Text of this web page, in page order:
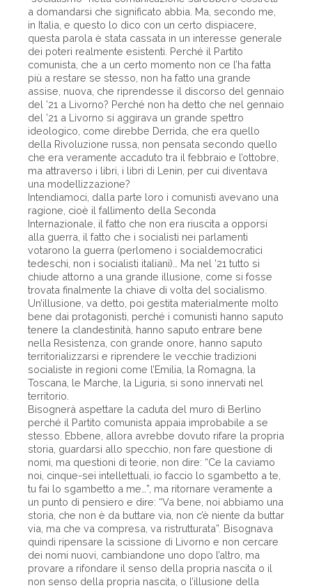
a domandarsi che significato abbia. Ma, secondo me,
in Italia, e questo lo dico con un certo dispiacere,
questa parola è stata cassata in un interesse generale
dei poteri realmente esistenti. Perché il Partito
comunista, che a un certo momento non ce l’ha fatta
più a restare se stesso, non ha fatto una grande
assise, nuova, che riprendesse il discorso del gennaio
del ’21 a Livorno? Perché non ha detto che nel gennaio
del ’21 a Livorno si aggirava un grande spettro
ideologico, come direbbe Derrida, che era quello
della Rivoluzione russa, non pensata secondo quello
che era veramente accaduto tra il febbraio e l’ottobre,
ma attraverso i libri, i libri di Lenin, per cui diventava
una modellizzazione?
Intendiamoci, dalla parte loro i comunisti avevano una
ragione, cioè il fallimento della Seconda
Internazionale, il fatto che non era riuscita a opporsi
alla guerra, il fatto che i socialisti nei parlamenti
votarono la guerra (perlomeno i socialdemocratici
tedeschi, non i socialisti italiani)… Ma nel ’21 tutto si
chiude attorno a una grande illusione, come si fosse
trovata finalmente la chiave di volta del socialismo.
Un’illusione, va detto, poi gestita materialmente molto
bene dai protagonisti, perché i comunisti hanno saputo
tenere la clandestinità, hanno saputo entrare bene
nella Resistenza, con grande onore, hanno saputo
territorializzarsi e riprendere le vecchie tradizioni
socialiste in regioni come l’Emilia, la Romagna, la
Toscana, le Marche, la Liguria, si sono innervati nel
territorio.
Bisognerà aspettare la caduta del muro di Berlino
perché il Partito comunista appaia improbabile a se
stesso. Ebbene, allora avrebbe dovuto rifare la propria
storia, guardarsi allo specchio, non fare questione di
nomi, ma questioni di teorie, non dire: “Ce la caviamo
noi, cinque-sei intellettuali, io faccio lo sgambetto a te,
tu fai lo sgambetto a me…”, ma ritornare veramente a
un punto di pensiero e dire: “Va bene, noi abbiamo una
storia, che non è da buttare via, non c’è niente da buttar
via, ma che va compresa, va ristrutturata”. Bisognava
quindi ripensare la scissione di Livorno e non cercare
dei nomi nuovi, cambiandone uno dopo l’altro, ma
provare a rifondare il senso della propria nascita o il
non senso della propria nascita, o l’illusione della